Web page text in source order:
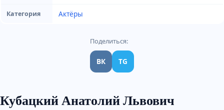
Категория Актёры
Поделиться:
ВК TG
Кубацкий Анатолий Львович